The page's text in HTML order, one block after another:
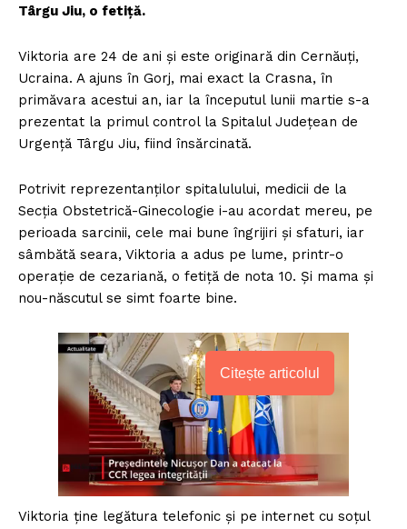
Târgu Jiu, o fetiță.
Viktoria are 24 de ani și este originară din Cernăuți,
Ucraina. A ajuns în Gorj, mai exact la Crasna, în
primăvara acestui an, iar la începutul lunii martie s-a
prezentat la primul control la Spitalul Județean de
Urgență Târgu Jiu, fiind însărcinată.
Potrivit reprezentanţilor spitalulului, medicii de la
Secția Obstetrică-Ginecologie i-au acordat mereu, pe
perioada sarcinii, cele mai bune îngrijiri și sfaturi, iar
sâmbătă seara, Viktoria a adus pe lume, printr-o
operație de cezariană, o fetiță de nota 10. Și mama și
nou-născutul se simt foarte bine.
Citește articolul
Viktoria ține legătura telefonic și pe internet cu soțul